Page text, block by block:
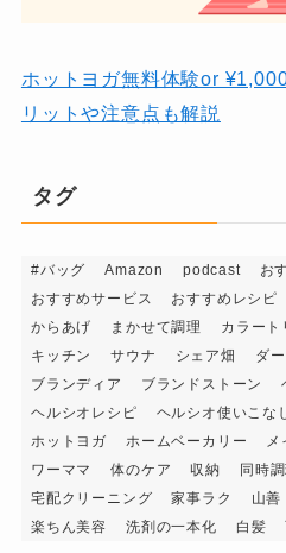
ホットヨガ無料体験or
リットや注意点も解説
タグ
#バッグ Amazon podcast
お
おすすめサービス
おすすめレシピ
からあげ
まかせて調理 カラート
キッチン
サウナ シェア畑 ダ
ブランディア
ブランドストーン
ヘルシオレシピ
ヘルシオ使いこな
ホットヨガ
ホームベーカリー メ
ワーママ
体のケア 収納 同時
宅配クリーニング
家事ラク 山善
楽ちん美容
洗剤の一本化 白髪